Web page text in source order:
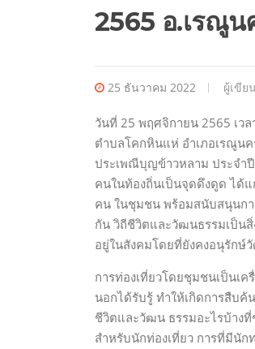
2565 อ.เรณูน
25 ธันวาคม 2022 ผู้เขีย
วันที่ 25 พฤศจิกายน 2565 เว
ตำบลโคกหินแห่ อำเภอเรณูน
ประเพณีบุญข้าวหลาม ประจำ
คนในท้องถิ่นเป็นจุดดึงดูด ได้
คน ในชุมชน พร้อมสนับสนุนก
กัน วิถีชีวิตและวัฒนธรรมเป็น
อยู่ในสังคมโดยที่ยังคงอนุรักษ์
การท่องเที่ยวโดยชุมชนเป็นเ
นอกได้รับรู้ ทำให้เกิดการสืบ
ชีวิตและวัฒน ธรรมอะไรบ้าง
สำหรับนักท่องเที่ยว การที่มีนั